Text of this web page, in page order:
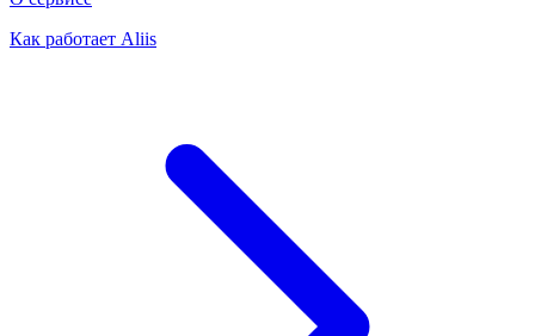
Как работает Aliis